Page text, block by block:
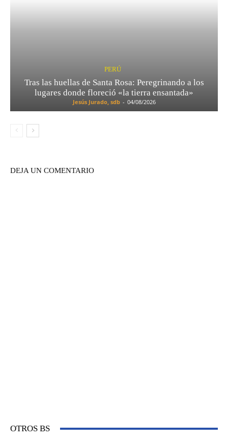
PERÚ
Tras las huellas de Santa Rosa: Peregrinando a los
lugares donde floreció «la tierra ensantada»
Jesús Jurado, sdb - 04/08/2026
DEJA UN COMENTARIO
OTROS BS